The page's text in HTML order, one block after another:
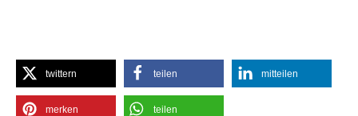
twittern teilen mitteilen
merken teilen